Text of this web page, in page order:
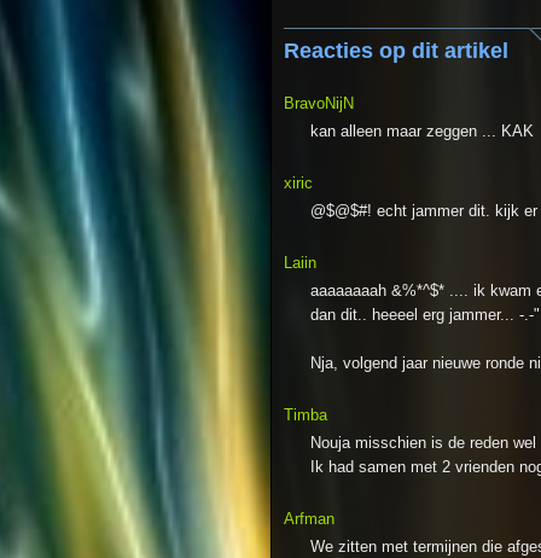
Reacties op dit artikel
BravoNijN
kan alleen maar zeggen ... KAK
xiric
@$@$#! echt jammer dit. kijk
Laiin
aaaaaaaah &%*^$* .... ik kwam
dan dit.. heeeel erg jammer... -.-"
Nja, volgend jaar nieuwe ronde
Timba
Nouja misschien is de reden
Ik had samen met 2 vrienden
Arfman
We zitten met termijnen die